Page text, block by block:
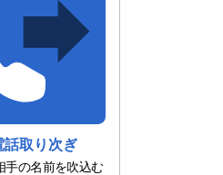
話取り次ぎ
手の名前を吹込む